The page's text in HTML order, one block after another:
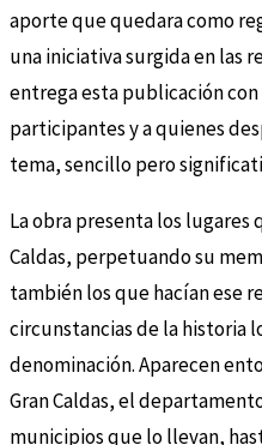
aporte que quedara como
una iniciativa surgida en las
entrega esta publicación
participantes y a quienes
tema, sencillo pero
La obra presenta los lugares
Caldas, perpetuando su
también los que hacían ese
circunstancias de la historia
denominación. Aparecen
Gran Caldas, el
municipios que lo llevan,